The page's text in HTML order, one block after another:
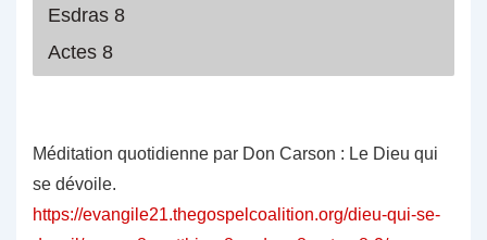
Esdras 8
Actes 8
Méditation quotidienne par Don Carson : Le Dieu qui
se dévoile.
https://evangile21.thegospelcoalition.org/dieu-qui-se-